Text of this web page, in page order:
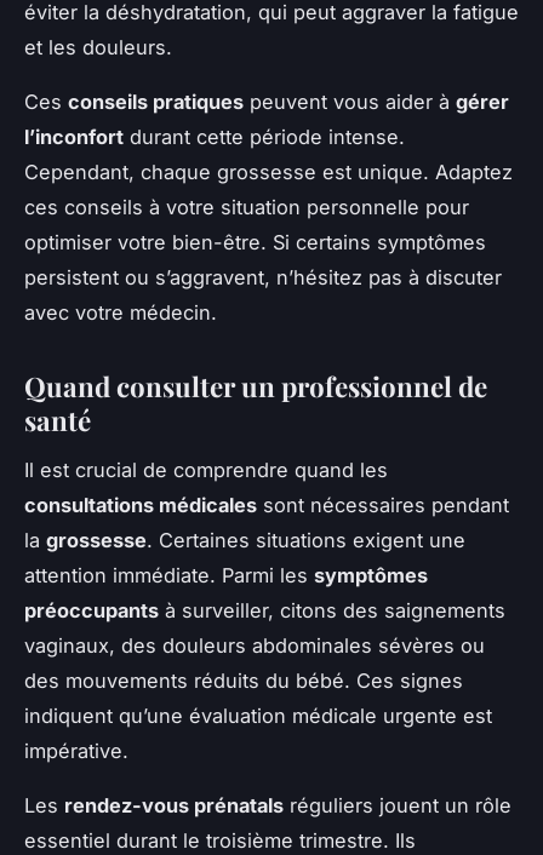
éviter la déshydratation, qui peut aggraver la fatigue
et les douleurs.
Ces conseils pratiques peuvent vous aider à gérer
l’inconfort durant cette période intense.
Cependant, chaque grossesse est unique. Adaptez
ces conseils à votre situation personnelle pour
optimiser votre bien-être. Si certains symptômes
persistent ou s’aggravent, n’hésitez pas à discuter
avec votre médecin.
Quand consulter un professionnel de
santé
Il est crucial de comprendre quand les
consultations médicales sont nécessaires pendant
la grossesse. Certaines situations exigent une
attention immédiate. Parmi les symptômes
préoccupants à surveiller, citons des saignements
vaginaux, des douleurs abdominales sévères ou
des mouvements réduits du bébé. Ces signes
indiquent qu’une évaluation médicale urgente est
impérative.
Les rendez-vous prénatals réguliers jouent un rôle
essentiel durant le troisième trimestre. Ils